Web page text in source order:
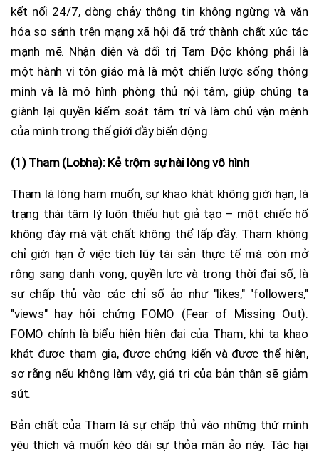
kết nối 24/7, dòng chảy thông tin không ngừng và văn
hóa so sánh trên mạng xã hội đã trở thành chất xúc tác
mạnh mẽ. Nhận diện và đối trị Tam Độc không phải là
một hành vi tôn giáo mà là một chiến lược sống thông
minh và là mô hình phòng thủ nội tâm, giúp chúng ta
giành lại quyền kiểm soát tâm trí và làm chủ vận mệnh
của mình trong thế giới đầy biến động.
(1) Tham (Lobha): Kẻ trộm sự hài lòng vô hình
Tham là lòng ham muốn, sự khao khát không giới hạn, là
trạng thái tâm lý luôn thiếu hụt giả tạo – một chiếc hố
không đáy mà vật chất không thể lấp đầy. Tham không
chỉ giới hạn ở việc tích lũy tài sản thực tế mà còn mở
rộng sang danh vọng, quyền lực và trong thời đại số, là
sự chấp thủ vào các chỉ số ảo như "likes," "followers,"
"views" hay hội chứng FOMO (Fear of Missing Out).
FOMO chính là biểu hiện hiện đại của Tham, khi ta khao
khát được tham gia, được chứng kiến và được thể hiện,
sợ rằng nếu không làm vậy, giá trị của bản thân sẽ giảm
sút.
Bản chất của Tham là sự chấp thủ vào những thứ mình
yêu thích và muốn kéo dài sự thỏa mãn ảo này. Tác hại